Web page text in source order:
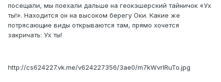
посещали, мы поехали дальше на геокэшерский тайничок «Ух
ты!». Находится он на высоком берегу Оки. Какие же
потрясающие виды открываются там, прямо хочется
закричать: Ух ты!
http://cs624227.vk.me/v624227356/3ae0/m7kWvrlRuTo.jpg